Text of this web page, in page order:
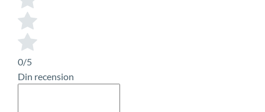
0/5
Din recension